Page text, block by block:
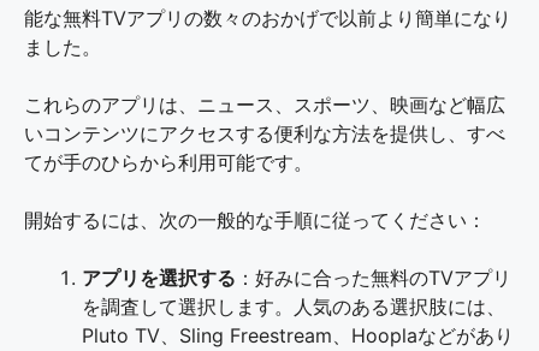
能な無料TVアプリの数々のおかげで以前より簡単になり
ました。
これらのアプリは、ニュース、スポーツ、映画など幅広
いコンテンツにアクセスする便利な方法を提供し、すべ
てが手のひらから利用可能です。
開始するには、次の一般的な手順に従ってください：
アプリを選択する ：好みに合った無料のTVアプリ
を調査して選択します。人気のある選択肢には、
Pluto TV、Sling Freestream、Hooplaなどがあり